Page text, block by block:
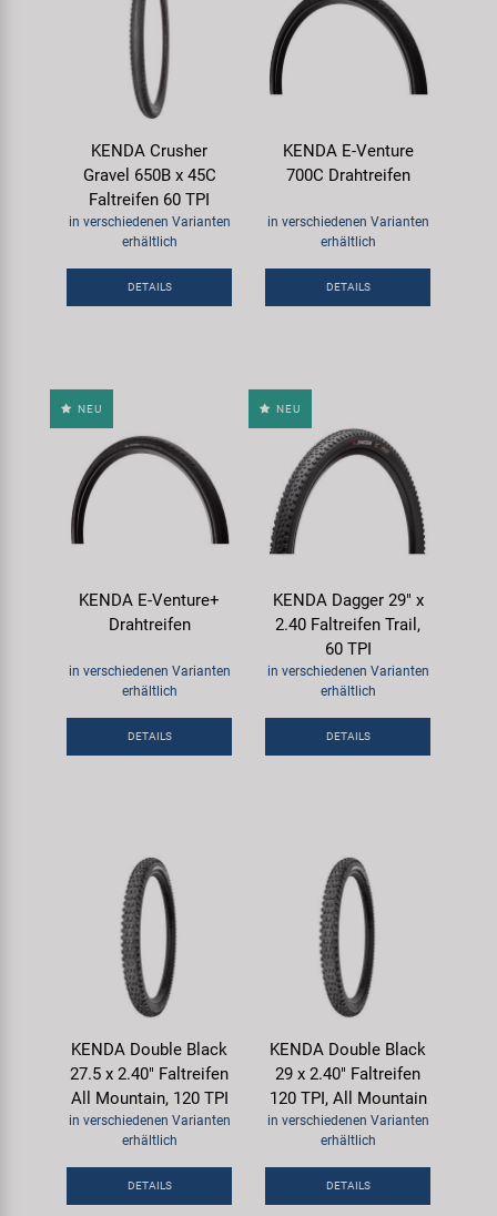
KENDA Crusher
Gravel 650B x 45C
Faltreifen 60 TPI
in verschiedenen Varianten
erhältlich
DETAILS
KENDA E-Venture
700C Drahtreifen
in verschiedenen Varianten
erhältlich
DETAILS
NEU
KENDA E-Venture+
Drahtreifen
in verschiedenen Varianten
erhältlich
DETAILS
NEU
KENDA Dagger 29" x
2.40 Faltreifen Trail,
60 TPI
in verschiedenen Varianten
erhältlich
DETAILS
KENDA Double Black
27.5 x 2.40" Faltreifen
All Mountain, 120 TPI
in verschiedenen Varianten
erhältlich
DETAILS
KENDA Double Black
29 x 2.40" Faltreifen
120 TPI, All Mountain
in verschiedenen Varianten
erhältlich
DETAILS